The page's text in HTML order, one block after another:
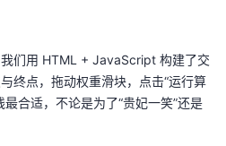
们用 HTML + JavaScript 构建了交
终点，拖动权重滑块，点击“运行算
合适，不论是为了“贵妃一笑”还是